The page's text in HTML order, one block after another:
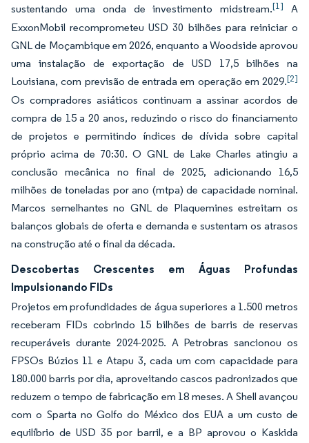
sustentando uma onda de investimento midstream.[1]
A
ExxonMobil recomprometeu USD 30 bilhões para reiniciar o
GNL de Moçambique em 2026, enquanto a Woodside aprovou
uma instalação de exportação de USD 17,5 bilhões na
Louisiana, com previsão de entrada em operação em 2029.[2]
Os compradores asiáticos continuam a assinar acordos de
compra de 15 a 20 anos, reduzindo o risco do financiamento
de projetos e permitindo índices de dívida sobre capital
próprio acima de 70:30. O GNL de Lake Charles atingiu a
conclusão mecânica no final de 2025, adicionando 16,5
milhões de toneladas por ano (mtpa) de capacidade nominal.
Marcos semelhantes no GNL de Plaquemines estreitam os
balanços globais de oferta e demanda e sustentam os atrasos
na construção até o final da década.
Descobertas Crescentes em Águas Profundas
Impulsionando FIDs
Projetos em profundidades de água superiores a 1.500 metros
receberam FIDs cobrindo 15 bilhões de barris de reservas
recuperáveis durante 2024-2025. A Petrobras sancionou os
FPSOs Búzios 11 e Atapu 3, cada um com capacidade para
180.000 barris por dia, aproveitando cascos padronizados que
reduzem o tempo de fabricação em 18 meses. A Shell avançou
com o Sparta no Golfo do México dos EUA a um custo de
equilíbrio de USD 35 por barril, e a BP aprovou o Kaskida